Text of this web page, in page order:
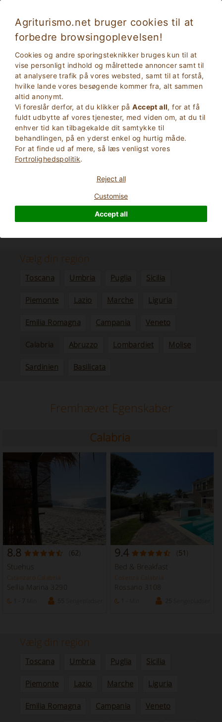
Agriturismo.net bruger cookies til at
forbedre browsingoplevelsen!
Cookies og andre sporingsteknikker bruges kun til at
vise personligt indhold og målrettede annoncer samt til
at analysere trafik på vores websted, samt til at forstå,
hvilke lande vores besøgende kommer fra, alt sammen
altid anonymt.
Vi foreslår derfor, at du klikker påAccept all, for at få
fuldt udbytte af vores tjenester, med viden om, at du til
enhver tid kan tilbagekalde dit samtykke til
behandlingen, på en yderst enkel og hurtig måde.
For at finde ud af mere, så læs venligst vores
Fortrolighedspolitik.
Reject all
Customise
Accept all
2Voksne
0Børn SØG
Charm properties Calabria
Vores udvalg af stuehuse, Relais og charme Villaer i
Vælg din region
Toscana Umbria Puglia Sicilia
Piemonte Lazio Marche Liguria
Emilia Romagna Campania Veneto
Calabria Abruzzo Lombardiet Molise
Sardinien Basilicata
Fremhævet Egenskaber
Calabria
8.8 (62)
Stuehus
Catanzaro Calabria
Sellia Marina 3290
9.4 ( 51 )
Bed & Breakfast
Cosenza Calabria
Rossano 3108
Vælg din region
Toscana Umbria Puglia Sicilia
Piemonte Lazio Marche Liguria
Emilia Romagna Campania Veneto